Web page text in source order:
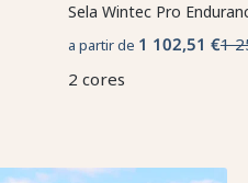
Sela Wintec Pro
a partir de 1 102,51 €1
2 cores